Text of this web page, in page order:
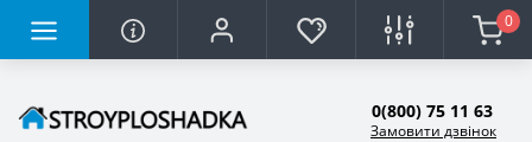
0
0(800) 75 11 63
Замовити дзвінок